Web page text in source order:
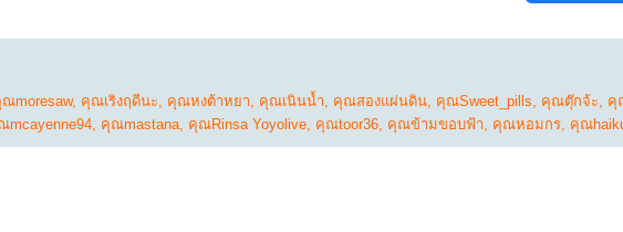
moresaw, คุณเริงฤดีนะ, คุณหงต้าหยา, คุณเนินน้ำ, คุณสองแผ่นดิน, คุณSweet_pills, คุณตุ๊กจ้ะ, คุ
mcayenne94, คุณmastana, คุณRinsa Yoyolive, คุณtoor36, คุณข้ามขอบฟ้า, คุณหอมกร, คุณ